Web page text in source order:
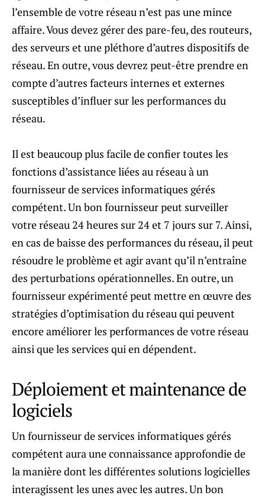
l’ensemble de votre réseau n’est pas une mince
affaire. Vous devez gérer des pare-feu, des routeurs,
des serveurs et une pléthore d’autres dispositifs de
réseau. En outre, vous devrez peut-être prendre en
compte d’autres facteurs internes et externes
susceptibles d’influer sur les performances du
réseau.
Il est beaucoup plus facile de confier toutes les
fonctions d’assistance liées au réseau à un
fournisseur de services informatiques gérés
compétent. Un bon fournisseur peut surveiller
votre réseau 24 heures sur 24 et 7 jours sur 7. Ainsi,
en cas de baisse des performances du réseau, il peut
résoudre le problème et agir avant qu’il n’entraîne
des perturbations opérationnelles. En outre, un
fournisseur expérimenté peut mettre en œuvre des
stratégies d’optimisation du réseau qui peuvent
encore améliorer les performances de votre réseau
ainsi que les services qui en dépendent.
Déploiement et maintenance de
logiciels
Un fournisseur de services informatiques gérés
compétent aura une connaissance approfondie de
la manière dont les différentes solutions logicielles
interagissent les unes avec les autres. Un bon